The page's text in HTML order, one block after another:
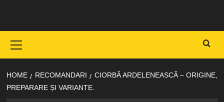
content
Menu
HOME RECOMANDARI
CIORBĂ ARDELENEASCĂ – ORIGINE,
PREPARARE ȘI VARIANTE.